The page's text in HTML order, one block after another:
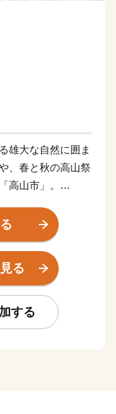
雄大な自然に囲ま
、春と秋の高山祭
高山市」。
る
する